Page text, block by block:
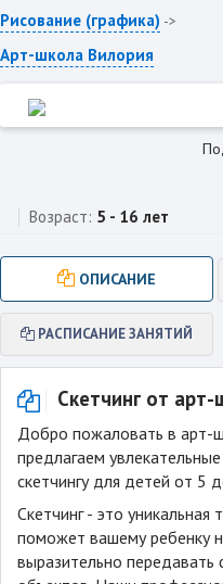
Рисование (графика) ->
Арт-школа Вилория
Возраст: 5 - 16 лет
ОПИСАНИЕ
РАСПИСАНИЕ ЗАНЯТИЙ
Скетчинг от
Добро пожаловать в арт-
предлагаем
скетчингу для детей от 5
Скетчинг - это уникальная
поможет вашему ребенку
выразительно